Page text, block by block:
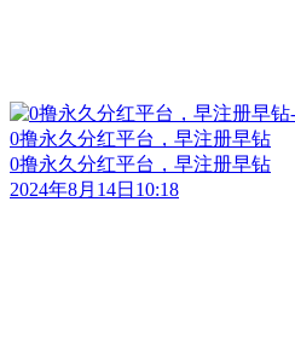
0撸永久分红平台，早注册早钻
0撸永久分红平台，早注册早钻
2024年8月14日10:18